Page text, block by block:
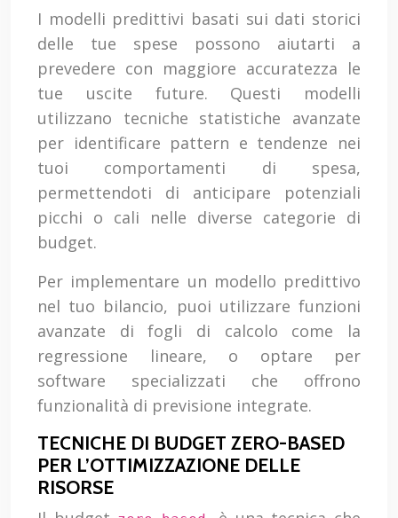
I modelli predittivi basati sui dati storici
delle tue spese possono aiutarti a
prevedere con maggiore accuratezza le
tue uscite future. Questi modelli
utilizzano tecniche statistiche avanzate
per identificare pattern e tendenze nei
tuoi comportamenti di spesa,
permettendoti di anticipare potenziali
picchi o cali nelle diverse categorie di
budget.
Per implementare un modello predittivo
nel tuo bilancio, puoi utilizzare funzioni
avanzate di fogli di calcolo come la
regressione lineare, o optare per
software specializzati che offrono
funzionalità di previsione integrate.
TECNICHE DI BUDGET ZERO-BASED
PER L’OTTIMIZZAZIONE DELLE
RISORSE